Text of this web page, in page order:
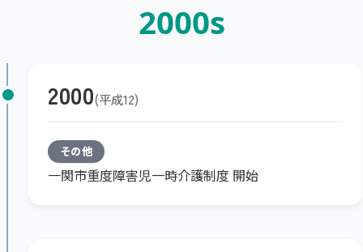
2000s
2000 平成12
その他
一関市重度障害児一時介護制度 開始